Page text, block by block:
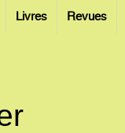
Livres Revues